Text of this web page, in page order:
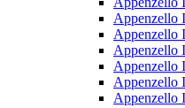
Appenzello
Appenzello
Appenzello
Appenzello
Appenzello
Appenzello